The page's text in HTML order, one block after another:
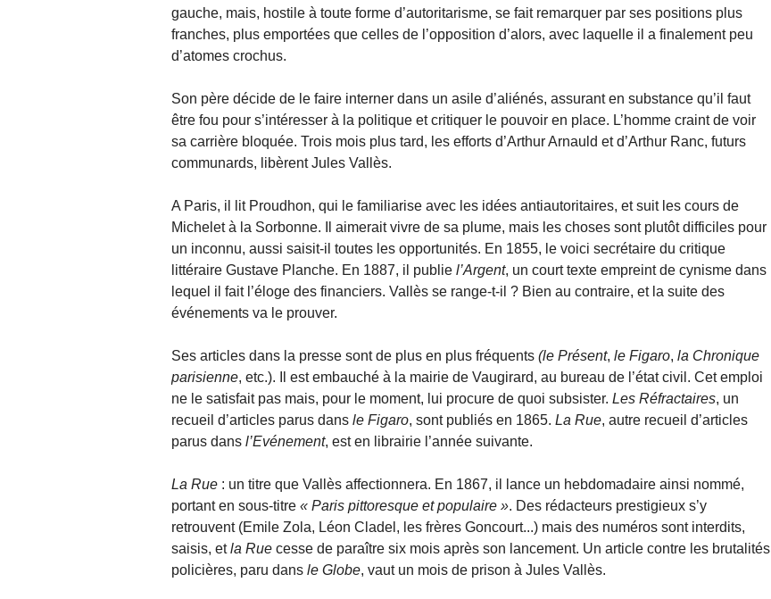
gauche, mais, hostile à toute forme d’autoritarisme, se fait remarquer par ses positions plus
franches, plus emportées que celles de l’opposition d’alors, avec laquelle il a finalement peu
d’atomes crochus.
Son père décide de le faire interner dans un asile d’aliénés, assurant en substance qu’il faut
être fou pour s’intéresser à la politique et critiquer le pouvoir en place. L’homme craint de voir
sa carrière bloquée. Trois mois plus tard, les efforts d’Arthur Arnauld et d’Arthur Ranc, futurs
communards, libèrent Jules Vallès.
A Paris, il lit Proudhon, qui le familiarise avec les idées antiautoritaires, et suit les cours de
Michelet à la Sorbonne. Il aimerait vivre de sa plume, mais les choses sont plutôt difficiles pour
un inconnu, aussi saisit-il toutes les opportunités. En 1855, le voici secrétaire du critique
littéraire Gustave Planche. En 1887, il publie l’Argent, un court texte empreint de cynisme dans
lequel il fait l’éloge des financiers. Vallès se range-t-il ? Bien au contraire, et la suite des
événements va le prouver.
Ses articles dans la presse sont de plus en plus fréquents (le Présent, le Figaro, la Chronique
parisienne, etc.). Il est embauché à la mairie de Vaugirard, au bureau de l’état civil. Cet emploi
ne le satisfait pas mais, pour le moment, lui procure de quoi subsister. Les Réfractaires, un
recueil d’articles parus dans le Figaro, sont publiés en 1865. La Rue, autre recueil d’articles
parus dans l’Evénement, est en librairie l’année suivante.
La Rue : un titre que Vallès affectionnera. En 1867, il lance un hebdomadaire ainsi nommé,
portant en sous-titre
Paris pittoresque et populaire
. Des rédacteurs prestigieux s’y
retrouvent (Emile Zola, Léon Cladel, les frères Goncourt...) mais des numéros sont interdits,
saisis, etla Rue cesse de paraître six mois après son lancement. Un article contre les brutalités
policières, paru dans le Globe, vaut un mois de prison à Jules Vallès.